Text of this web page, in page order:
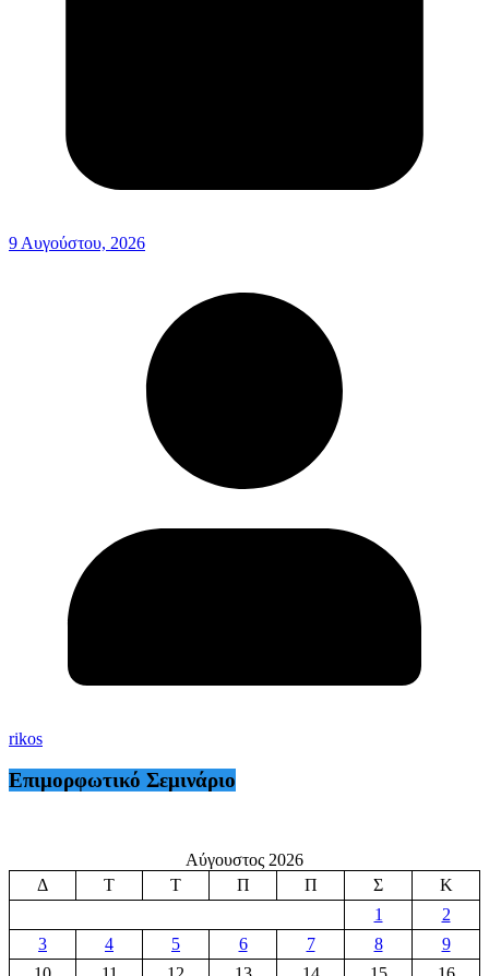
9 Αυγούστου, 2026
rikos
Επιμορφωτικό Σεμινάριο
Αύγουστος 2026
Δ
Τ Τ Π Π Σ
Κ
1
2
3
4 5 6 7 8
9